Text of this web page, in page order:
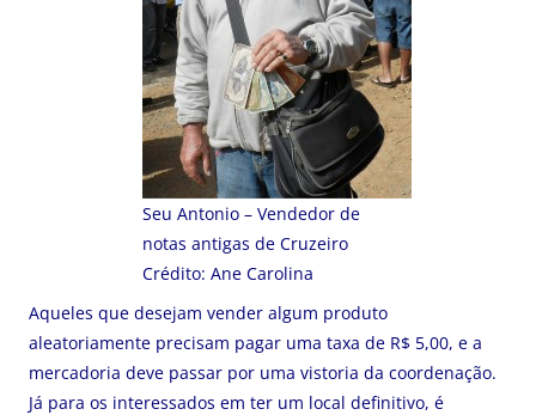
Seu Antonio – Vendedor de
notas antigas de Cruzeiro
Crédito: Ane Carolina
Aqueles que desejam vender algum produto
aleatoriamente precisam pagar uma taxa de R$ 5,00, e a
mercadoria deve passar por uma vistoria da coordenação.
Já para os interessados em ter um local definitivo, é